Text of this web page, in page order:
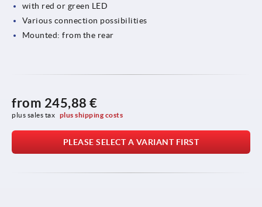
with red or green LED
Various connection possibilities
Mounted: from the rear
from 245,88 €
plus sales tax plus shipping costs
PLEASE SELECT A VARIANT FIRST